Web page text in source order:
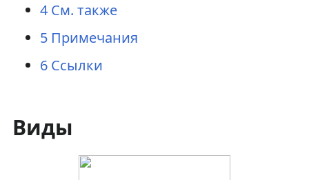
4 См. также
5 Примечания
6 Ссылки
Виды